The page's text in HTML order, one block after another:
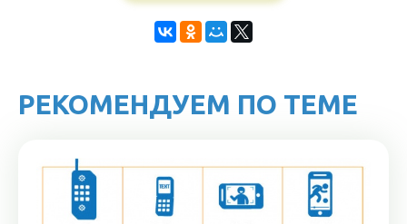
РЕКОМЕНДУЕМ ПО ТЕМЕ